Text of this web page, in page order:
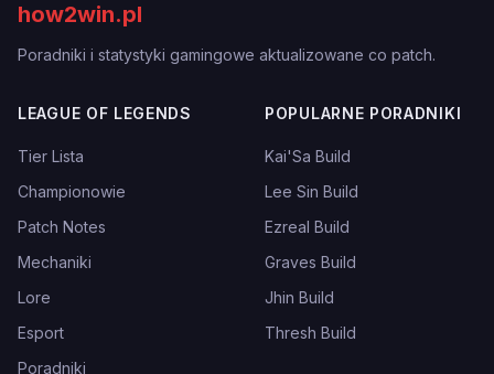
how2win.pl
Poradniki i statystyki gamingowe aktualizowane co patch.
LEAGUE OF LEGENDS
Tier Lista
Championowie
Patch Notes
Mechaniki
Lore
Esport
Poradniki
POPULARNE PORADNIKI
Kai'Sa Build
Lee Sin Build
Ezreal Build
Graves Build
Jhin Build
Thresh Build